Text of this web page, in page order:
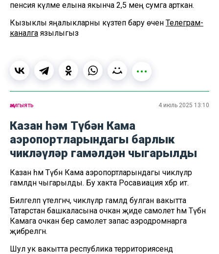
пенсия күләме елына якынча 2,5 мең сумга арткан.
Кызыклы яңалыкларны күзәтеп бару өчен Телеграм-
каналга язылыгыз
җәмгыять 4 июль 2025 13:10
Казан һәм Түбән Кама
аэропортларындагы барлык
чикләүләр гамәлдән чыгарылды
Казан һәм Түбән Кама аэропортларындагы чикләүләр
гамәлдән чыгарылды. Бу хакта Росавиация хәбәр итә.
Билгеләп үтелгәнчә, чикләүләр гамәлдә булган вакытта
Татарстан башкаласына очкан җиде самолет һәм Түбән
Камага очкан бер самолет запас аэродромнарга
җибәрелгән.
Шул ук вакытта республика территориясендә